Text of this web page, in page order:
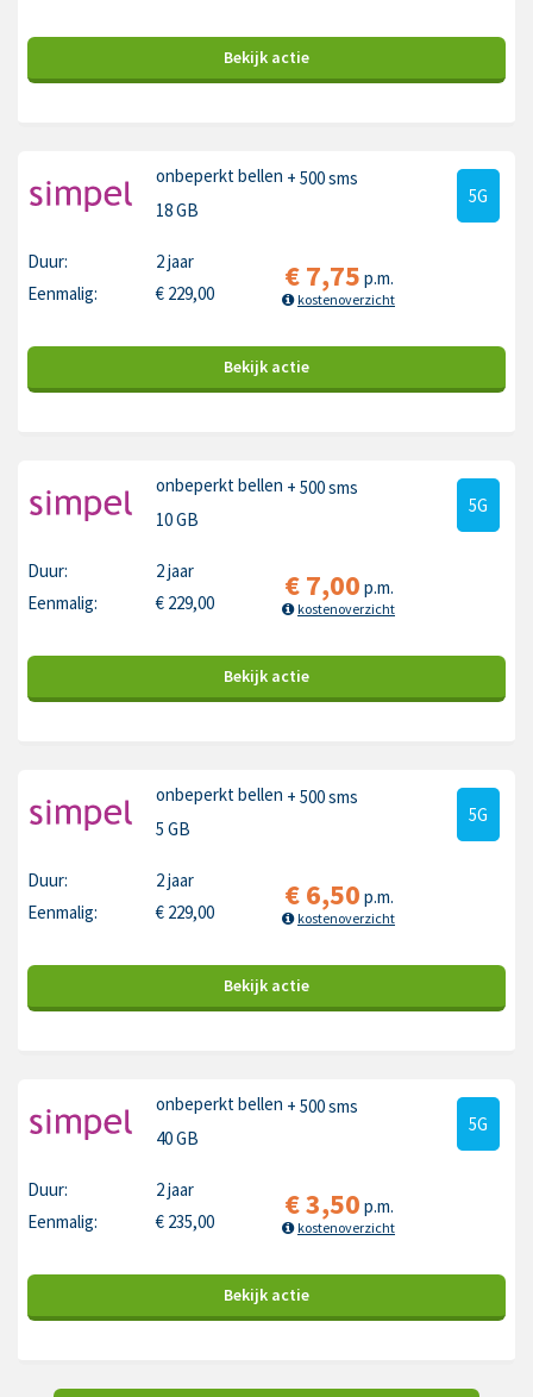
Bekijk actie
onbeperkt bellen + 500 sms
18 GB
5G
Duur:
2 jaar
Eenmalig:
€ 229,00 €7,75 p.m.
kostenoverzicht
Bekijk actie
onbeperkt bellen + 500 sms
10 GB
5G
Duur:
2 jaar
Eenmalig:
€ 229,00 €7,00 p.m.
kostenoverzicht
Bekijk actie
onbeperkt bellen + 500 sms
5 GB
5G
Duur:
2 jaar
Eenmalig:
€ 229,00 €6,50 p.m.
kostenoverzicht
Bekijk actie
onbeperkt bellen + 500 sms
40 GB
5G
Duur:
2 jaar
Eenmalig:
€ 235,00 €3,50 p.m.
kostenoverzicht
Bekijk actie